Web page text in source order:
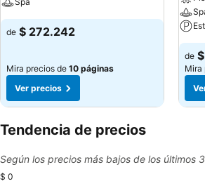
de $ 272.242
Mira precios de 10 páginas
Ver precios
de
Mira
Tendencia de precios
Según los precios más bajos de los últimos
$ 0